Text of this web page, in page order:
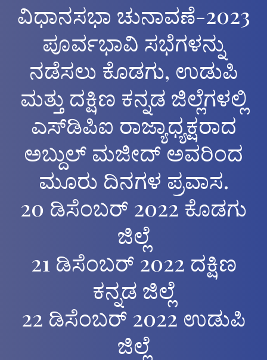
ವಿಧಾನಸಭಾ ಚುನಾವಣೆ-2023
ಪೂರ್ವಭಾವಿ ಸಭೆಗಳನ್ನು
ನಡೆಸಲು ಕೊಡಗು, ಉಡುಪಿ
ಮತ್ತು ದಕ್ಷಿಣ ಕನ್ನಡ ಜಿಲ್ಲೆಗಳಲ್ಲಿ
ಎಸ್‌ಡಿಪಿಐ ರಾಜ್ಯಾಧ್ಯಕ್ಷರಾದ
ಅಬ್ದುಲ್ ಮಜೀದ್‌ ಅವರಿಂದ
ಮೂರು ದಿನಗಳ ಪ್ರವಾಸ.
20 ಡಿಸೆಂಬರ್ 2022 ಕೊಡಗು
ಜಿಲ್ಲೆ
21 ಡಿಸೆಂಬರ್ 2022 ದಕ್ಷಿಣ
ಕನ್ನಡ ಜಿಲ್ಲೆ
22 ಡಿಸೆಂಬರ್ 2022 ಉಡುಪಿ
ಜಿಲ್ಲೆ